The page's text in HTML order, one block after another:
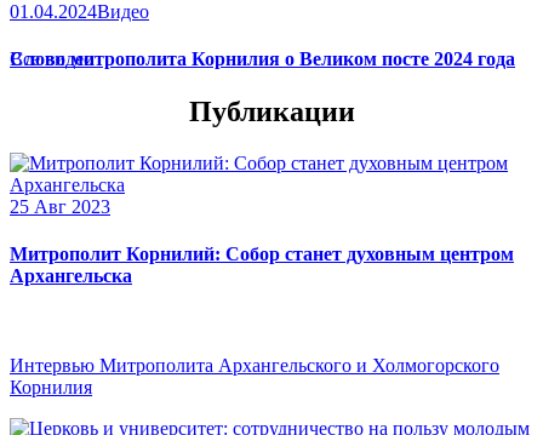
01.04.2024Видео
Слово митрополита Корнилия о Великом посте 2024 года
Все видео
Публикации
25 Авг 2023
Митрополит Корнилий: Собор станет духовным центром
Архангельска
Интервью Митрополита Архангельского и Холмогорского
Корнилия